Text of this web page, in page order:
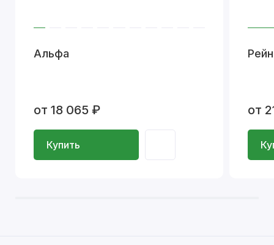
Альфа
от 18 065 ₽
Купить
Рейн
от